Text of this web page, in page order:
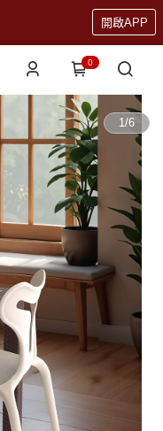
開啟APP
0
1/6